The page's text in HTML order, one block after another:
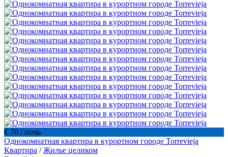
€ 70 / ночь
Однокомнатная квартира в курортном городе Torrevieja
Квартира /Жилье целиком